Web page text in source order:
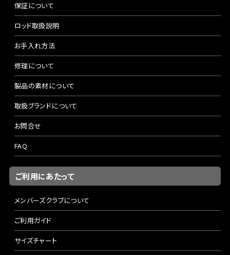
保証について
ロッド取扱説明
お手入れ方法
修理について
製品の素材について
取扱ブランドについて
お問合せ
FAQ
ご利用にあたって
メンバーズクラブについて
ご利用ガイド
サイズチャート